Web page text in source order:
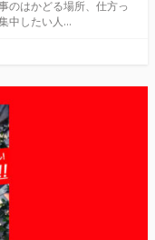
のはかどる場所、仕方っ
中したい人...